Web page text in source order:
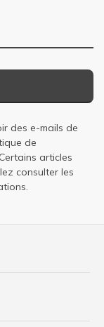
des e-mails de
de
articles
consulter les